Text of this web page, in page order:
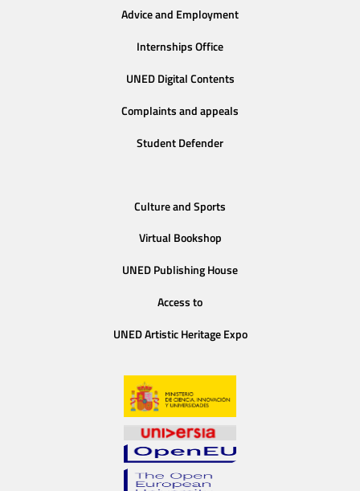
Advice and Employment
Internships Office
UNED Digital Contents
Complaints and appeals
Student Defender
Culture and Sports
Virtual Bookshop
UNED Publishing House
Access to
UNED Artistic Heritage Expo